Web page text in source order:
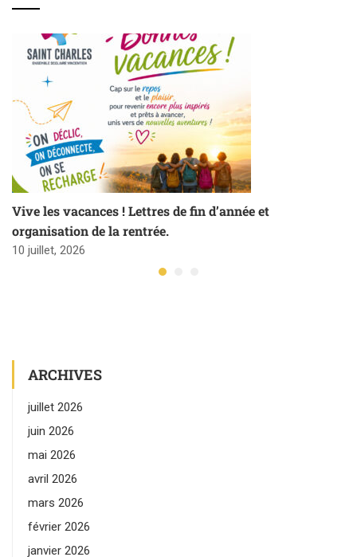
Vive les vacances ! Lettres de fin d’année et
organisation de la rentrée.
10 juillet, 2026
ARCHIVES
juillet 2026
juin 2026
mai 2026
avril 2026
mars 2026
février 2026
janvier 2026